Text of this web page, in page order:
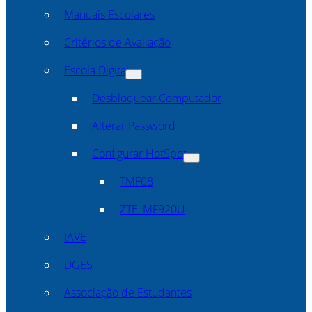
Manuais Escolares
Critérios de Avaliação
Escola Digital
Desbloquear Computador
Alterar Password
Configurar HotSpot
TMF08
ZTE_MF920U
IAVE
DGES
Associação de Estudantes